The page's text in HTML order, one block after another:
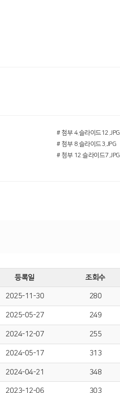
# 첨부 4.슬라이드12.JPG
# 첨부 8.슬라이드3.JPG
# 첨부 12.슬라이드7.JPG
등록일 조회수
2025-11-30 280
2025-05-27 249
2024-12-07 255
2024-05-17 313
2024-04-21 348
2023-12-06 303